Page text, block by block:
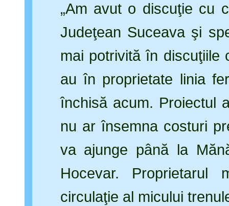
„Am avut o discuţie cu
Judeţean Suceava şi
mai potrivită în discuţiile
au în proprietate linia
închisă acum. Proiectul
nu ar însemna costuri
va ajunge până la
Hocevar. Proprietarul
circulaţie al micului